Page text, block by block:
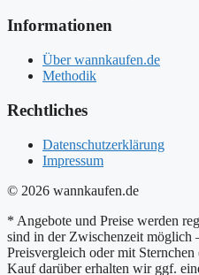
Informationen
Über wannkaufen.de
Methodik
Rechtliches
Datenschutzerklärung
Impressum
© 2026 wannkaufen.de
* Angebote und Preise werden
sind in der Zwischenzeit möglich
Preisvergleich oder mit
Kauf darüber erhalten wir ggf.